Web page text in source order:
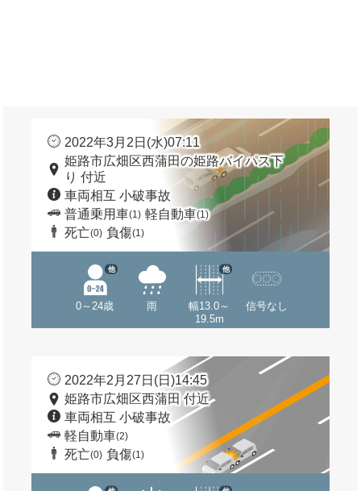
2022年3月2日(水)07:11
姫路市広畑区西蒲田の姫路バイパス下
り 付近
車両相互 小破事故
普通乗用車(1) 軽自動車(1)
死亡(0) 負傷(1)
0～24歳
他
雨
幅13.0～
19.5m
他
信号なし
2022年2月27日(日)14:45
姫路市広畑区西蒲田 付近
車両相互 小破事故
軽自動車(2)
死亡(0) 負傷(1)